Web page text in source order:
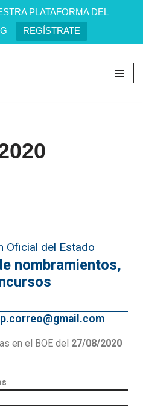
PLATAFORMA DEL
REGÍSTRATE
Oficial del Estado
nombramientos,
en el BOE del 27/08/2020